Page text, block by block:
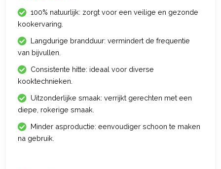
100% natuurlijk: zorgt voor een veilige en gezonde
kookervaring.
Langdurige brandduur: vermindert de frequentie
van bijvullen.
Consistente hitte: ideaal voor diverse
kooktechnieken.
Uitzonderlijke smaak: verrijkt gerechten met een
diepe, rokerige smaak.
Minder asproductie: eenvoudiger schoon te maken
na gebruik.